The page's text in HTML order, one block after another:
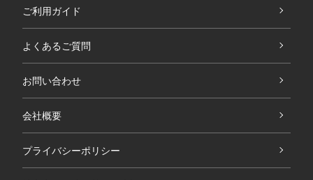
ご利用ガイド
よくあるご質問
お問い合わせ
会社概要
プライバシーポリシー